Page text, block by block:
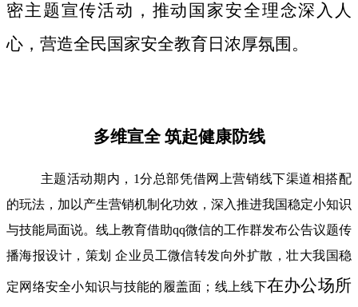
密主题宣传活动，推动国家安全理念深入人
心，营造全民国家安全教育日浓厚氛围。
多维宣全 筑起健康防线
主题活动期内，1分总部凭借网上营销线下渠道相搭配
的玩法，加以产生营销机制化功效，深入推进我国稳定小知识
与技能局面说。线上教育借助qq微信的工作群发布公告议题传
播海报设计，策划 企业员工微信转发向外扩散，壮大我国稳
定网络安全小知识与技能的履盖面；线上线下在办公场所